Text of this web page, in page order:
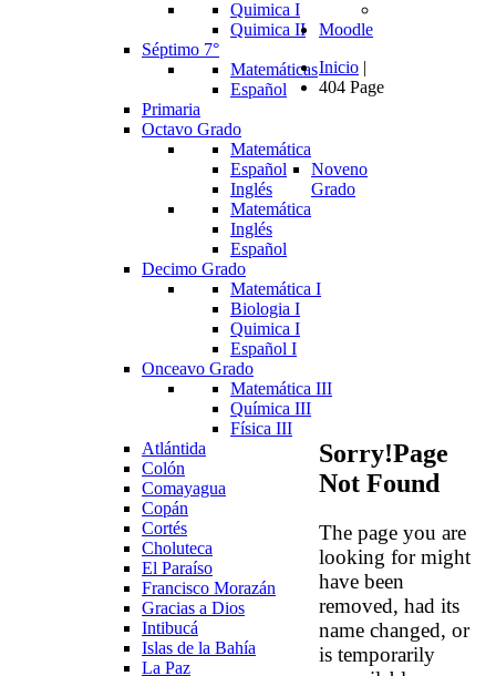
Quimica I
Quimica II
Séptimo 7°
Matemáticas
Español
Primaria
Octavo Grado
Matemática
Español
Inglés
Noveno
Grado
Matemática
Inglés
Español
Decimo Grado
Matemática I
Biologia I
Quimica I
Español I
Onceavo Grado
Matemática III
Química III
Física III
Atlántida
Colón
Comayagua
Copán
Cortés
Choluteca
El Paraíso
Francisco Morazán
Gracias a Dios
Intibucá
Islas de la Bahía
La Paz
Moodle
Inicio |
404 Page
Sorry!Page
Not Found
The page you are
looking for might
have been
removed, had its
name changed, or
is temporarily